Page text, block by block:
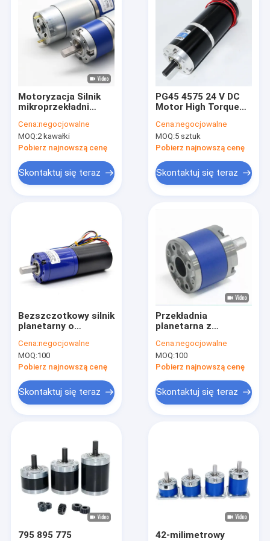
O nas
Wycieczka po fabryce
Sprawy
12 mm Micro DC Gear Motor
16mm-20mm Mini silniki biegów DC
Motoreduktor prądu stałego 25 mm
37 mm Małe silniki biegów DC
Motoryzacja Silnik
mikroprzekładni
obr./min PG36-555-
1260
Cena:negocjowalne
MOQ:2 kawałki
Pobierz najnowszą cenę
Skontaktuj się teraz
PG45 4575 24 V DC
Motor High Torque
Planetary
Cena:negocjowalne
MOQ:5 sztuk
Pobierz najnowszą cenę
Skontaktuj się teraz
Bezszczotkowy silnik
planetarny o
obrotowym 90
obr./min 12 V 24 V o
niskim poziomie
Cena:negocjowalne
MOQ:100
Pobierz najnowszą cenę
Skontaktuj się teraz
Przekładnia
planetarna z
stałego 36 mm do
reduktora metalowej
przekładni silnika
Cena:negocjowalne
MOQ:100
Pobierz najnowszą cenę
Skontaktuj się teraz
795 895 775
42-milimetrowy